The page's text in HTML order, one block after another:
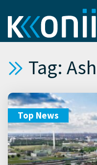
Tag:
Top News